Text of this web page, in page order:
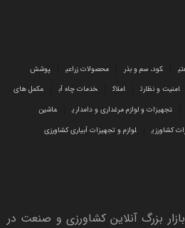
کود، سم و بذر محصولات زراعی
پوشش
امنیت و نظارت املاک خدمات چاه آب
مکمل های
تجهیزات و لوازم مرغداری و دامداری
ماشین
کشاورزی لوازم و تجهیزات آبیاری کشاورزی
بزرگ آنلاین کشاورزی و صنعت در